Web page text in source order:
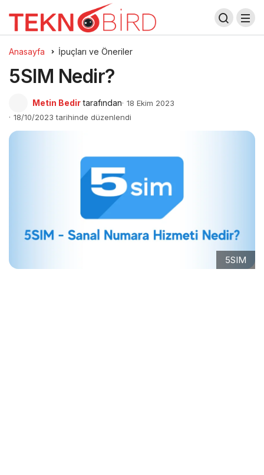
Anasayfa İpuçları ve Öneriler
5SIM Nedir?
Metin Bedir tarafından 18 Ekim 2023
18/10/2023 tarihinde düzenlendi
5SIM